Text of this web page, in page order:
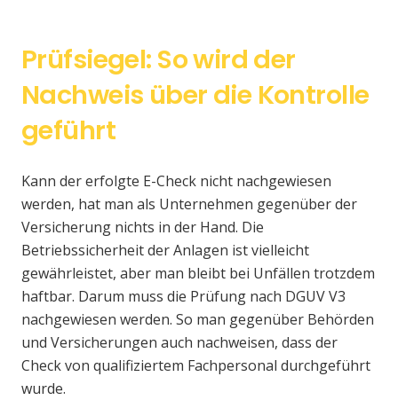
Prüfsiegel: So wird der
Nachweis über die Kontrolle
geführt
Kann der erfolgte E-Check nicht nachgewiesen
werden, hat man als Unternehmen gegenüber der
Versicherung nichts in der Hand. Die
Betriebssicherheit der Anlagen ist vielleicht
gewährleistet, aber man bleibt bei Unfällen trotzdem
haftbar. Darum muss die Prüfung nach DGUV V3
nachgewiesen werden. So man gegenüber Behörden
und Versicherungen auch nachweisen, dass der
Check von qualifiziertem Fachpersonal durchgeführt
wurde.